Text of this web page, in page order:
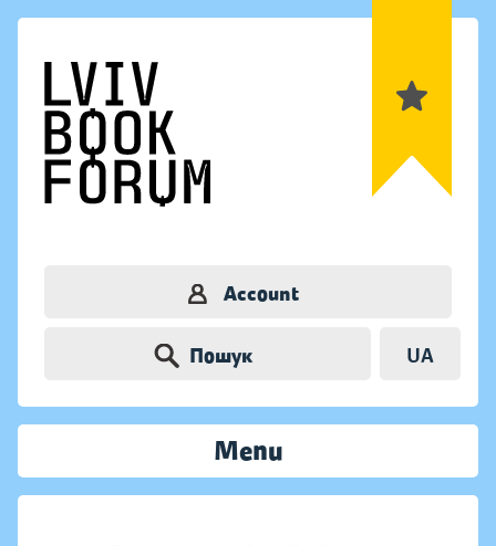
Account
Пошук UA
Menu